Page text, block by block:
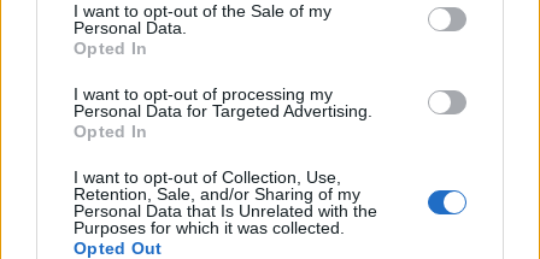
I want to opt-out of the Sale of my
Personal Data.
Opted In
I want to opt-out of processing my
Personal Data for Targeted Advertising.
Opted In
I want to opt-out of Collection, Use,
Retention, Sale, and/or Sharing of my
Personal Data that Is Unrelated with the
Purposes for which it was collected.
Opted Out
Terra
01/04/2018
L'IMPATTO
ecco come proteggersi dai
frammenti
31/03/2018